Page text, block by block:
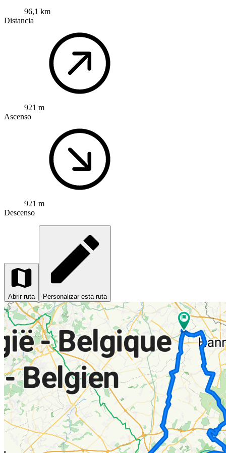
96,1 km
Distancia
921 m
Ascenso
921 m
Descenso
Abrir ruta Personalizar esta ruta